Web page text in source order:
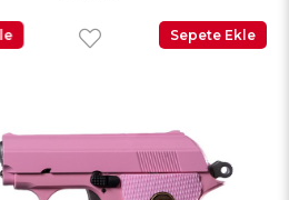
Sepete Ekle